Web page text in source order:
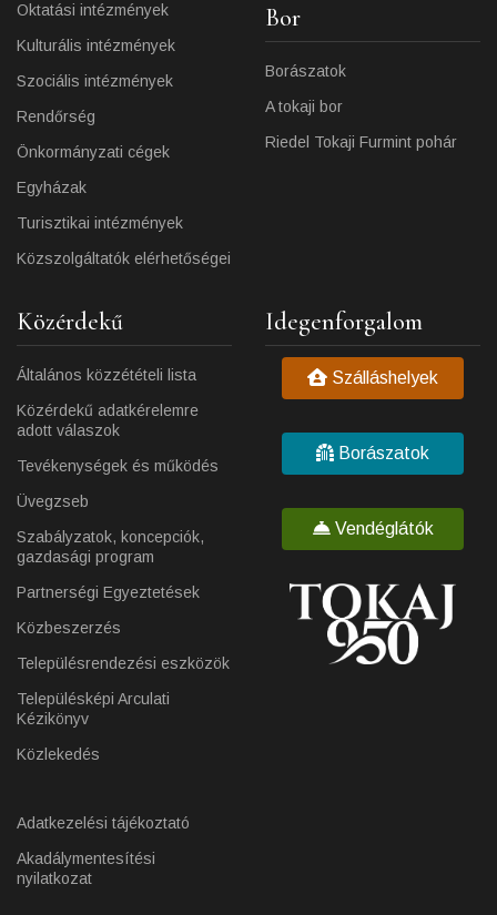
Oktatási intézmények
Kulturális intézmények
Szociális intézmények
Rendőrség
Önkormányzati cégek
Egyházak
Turisztikai intézmények
Közszolgáltatók elérhetőségei
Bor
Borászatok
A tokaji bor
Riedel Tokaji Furmint pohár
Közérdekű
Általános közzétételi lista
Közérdekű adatkérelemre
adott válaszok
Tevékenységek és működés
Üvegzseb
Szabályzatok, koncepciók,
gazdasági program
Partnerségi Egyeztetések
Közbeszerzés
Településrendezési eszközök
Településképi Arculati
Kézikönyv
Közlekedés
Adatkezelési tájékoztató
Akadálymentesítési
nyilatkozat
Idegenforgalom
Szálláshelyek
Borászatok
Vendéglátók